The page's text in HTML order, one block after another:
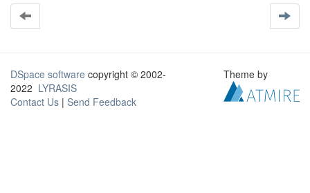
DSpace software copyright © 2002-
2022 LYRASIS
Contact Us | Send Feedback
Theme by